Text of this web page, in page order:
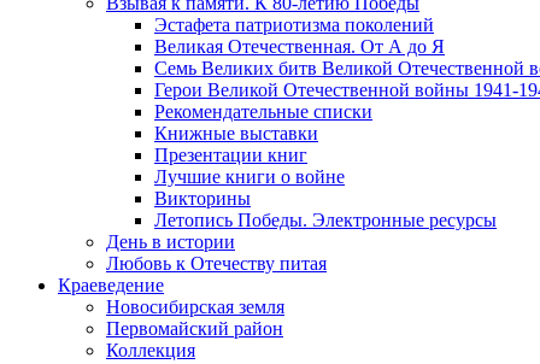
Эcтафета патриотизма поколений
Великая Отечественная. От А до Я
Семь Великих битв Великой Отечественной
Герои Великой Отечественной войны 1941-
Рекомендательные списки
Книжные выставки
Презентации книг
Лучшие книги о войне
Викторины
Летопись Победы. Электронные ресурсы
День в истории
Любовь к Отечеству питая
Краеведение
Новосибирская земля
Первомайский район
Коллекция